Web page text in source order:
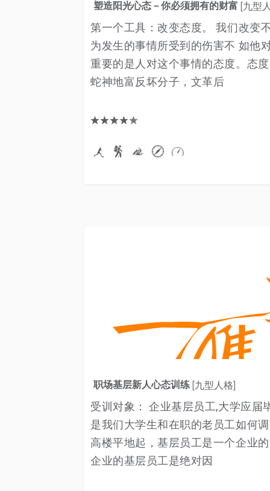
塑造阳光心态－你必须拥有的财富 [九型
第一个工具：改变态度。 我们改变
为发生的事情所受到的伤害不 如他
重要的是人对这个事情的态度。态
蛇神地富反坏分子，文革后
职场基层新人心态训练 [九型人格]
受训对象： 企业基层员工,大学应届
是我们大学生和在职的老员工如何
高楼平地起，基层员工是一个企业
企业的基层员工是绝对因